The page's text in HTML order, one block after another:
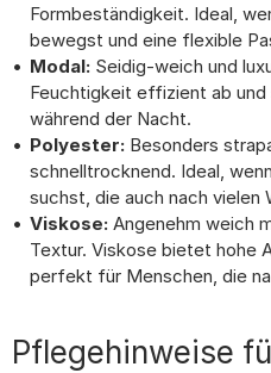
Formbeständigkeit. Ideal,
bewegst und eine flexible
Modal: Seidig-weich und
Feuchtigkeit effizient ab
während der Nacht.
Polyester: Besonders
schnelltrocknend. Ideal,
suchst, die auch nach vielen
Viskose: Angenehm weich
Textur. Viskose bietet hohe
perfekt für Menschen, die
Pflegehinweise